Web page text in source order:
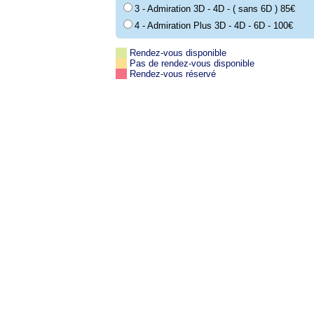
3 - Admiration 3D - 4D - ( sans 6D ) 85€
4 - Admiration Plus 3D - 4D - 6D - 100€
Rendez-vous disponible
Pas de rendez-vous disponible
Rendez-vous réservé